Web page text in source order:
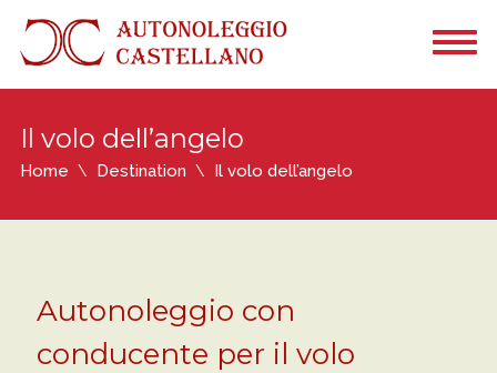
Il volo dell’angelo
Home Destination Il volo dell’angelo
Autonoleggio con
conducente per il volo